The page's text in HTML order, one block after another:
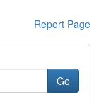
Report Page
Go